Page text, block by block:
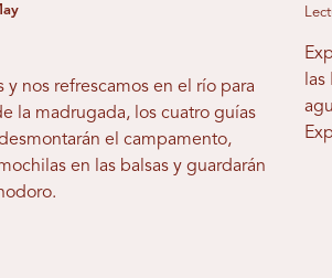
y nos refrescamos en el río para
la madrugada, los cuatro guías
el campamento,
en las balsas y guardarán